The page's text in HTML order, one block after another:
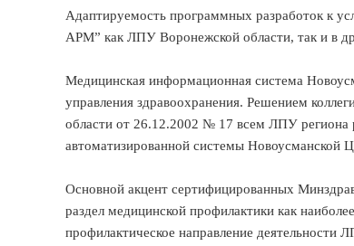
Адаптируемость программных разработок к
АРМ” как ЛПУ Воронежской области, так и в
Медицинская информационная система
управления здравоохранения. Решением
области от 26.12.2002 № 17 всем ЛПУ региона
автоматизированной системы Новоусманской
Основной акцент сертифицированных
раздел медицинской профилактики как
профилактическое направление